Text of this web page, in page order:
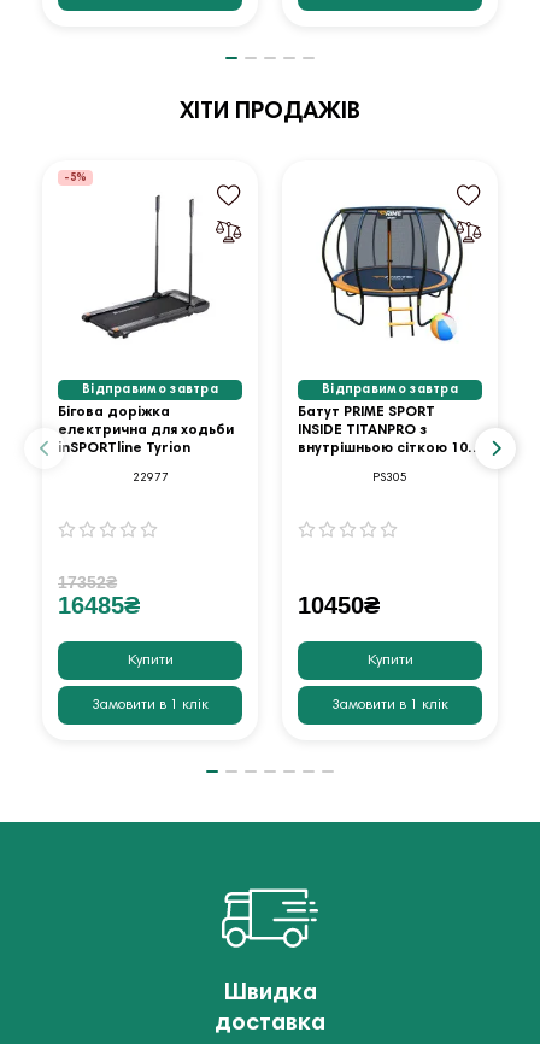
ХІТИ ПРОДАЖІВ
-5%
Відправимо завтра
Бігова доріжка
електрична для ходьби
inSPORTline Tyrion
22977
17352₴
16485₴
Купити
Замовити в 1 клік
Відправимо завтра
Батут PRIME SPORT
INSIDE TITANPRO з
внутрішньою сіткою 10
PS305
10450₴
Купити
Замовити в 1 клік
Швидка
доставка